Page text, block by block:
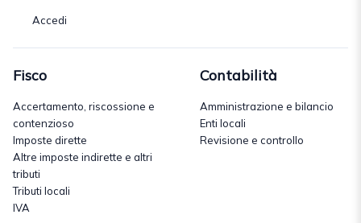
Accedi
Fisco
Accertamento, riscossione e
contenzioso
Imposte dirette
Altre imposte indirette e altri
tributi
Tributi locali
IVA
Contabilità
Amministrazione e bilancio
Enti locali
Revisione e controllo